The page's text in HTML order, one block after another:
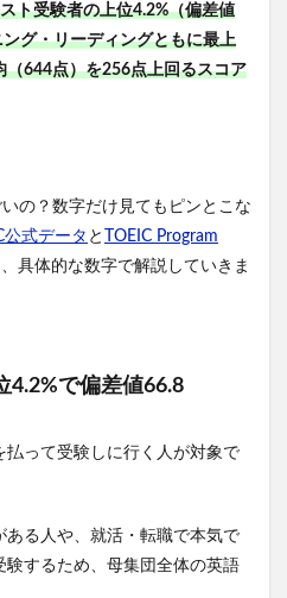
ト受験者の上位4.2%（偏差値
グ・リーディングともに最上
（644点）を256点上回るスコア
の？数字だけ見てもピンとこな
公式データ と
TOEIC Program
具体的な数字で解説していきま
4.2%で偏差値66.8
って受験しに行く人が対象で
る人や、就活・転職で本気で
験するため、母集団全体の英語